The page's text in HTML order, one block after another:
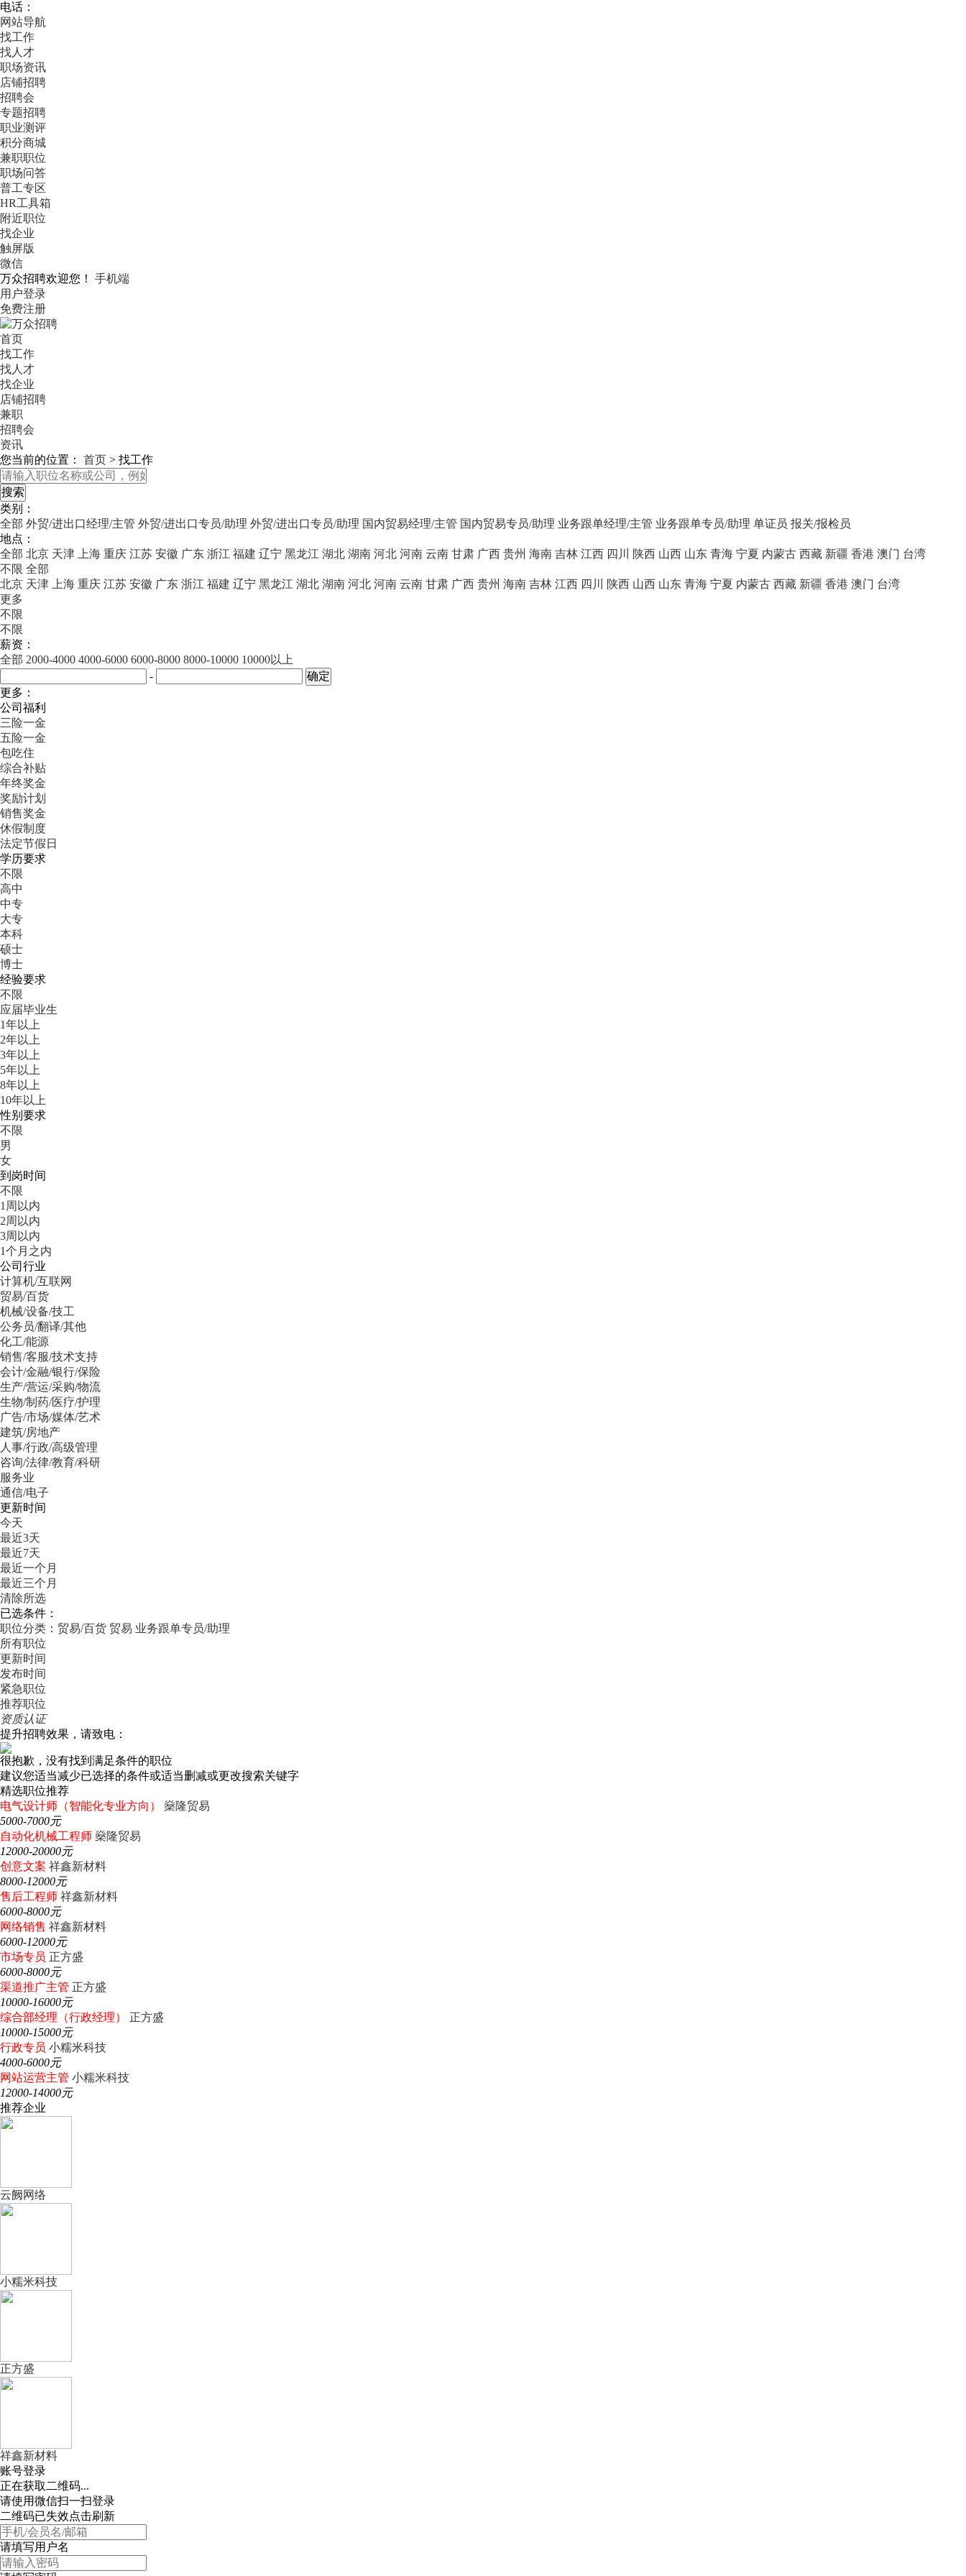
电话：
网站导航
找工作
找人才
职场资讯
店铺招聘
招聘会
专题招聘
职业测评
积分商城
兼职职位
职场问答
普工专区
HR工具箱
附近职位
找企业
触屏版
微信
万众招聘欢迎您！
手机端
用户登录
免费注册
首页
找工作
找人才
找企业
店铺招聘
兼职
招聘会
资讯
您当前的位置： 首页 > 找工作
类别：
全部 外贸/进出口经理/主管 外贸/进出口专员/助理 外贸/进出口专员/助理 国内贸易经理/主管 国内贸易专员/助理 业务跟单经理/主管 业务跟单专员/助理 单证员 报关/报检员
地点：
全部 北京 天津 上海 重庆 江苏 安徽 广东 浙江 福建 辽宁 黑龙江 湖北 湖南 河北 河南 云南 甘肃 广西 贵州 海南 吉林 江西 四川 陕西 山西 山东 青海 宁夏 内蒙古 西藏 新疆 香港 澳门 台湾
不限 全部
北京 天津 上海 重庆 江苏 安徽 广东 浙江 福建 辽宁 黑龙江 湖北 湖南 河北 河南 云南 甘肃 广西 贵州 海南 吉林 江西 四川 陕西 山西 山东 青海 宁夏 内蒙古 西藏 新疆 香港 澳门 台湾
更多
不限
不限
薪资：
全部 2000-4000 4000-6000 6000-8000 8000-10000 10000以上
-
更多：
公司福利
三险一金
五险一金
包吃住
综合补贴
年终奖金
奖励计划
销售奖金
休假制度
法定节假日
学历要求
不限
高中
中专
大专
本科
硕士
博士
经验要求
不限
应届毕业生
1年以上
2年以上
3年以上
5年以上
8年以上
10年以上
性别要求
不限
男
女
到岗时间
不限
1周以内
2周以内
3周以内
1个月之内
公司行业
计算机/互联网
贸易/百货
机械/设备/技工
公务员/翻译/其他
化工/能源
销售/客服/技术支持
会计/金融/银行/保险
生产/营运/采购/物流
生物/制药/医疗/护理
广告/市场/媒体/艺术
建筑/房地产
人事/行政/高级管理
咨询/法律/教育/科研
服务业
通信/电子
更新时间
今天
最近3天
最近7天
最近一个月
最近三个月
清除所选
已选条件：
职位分类：贸易/百货 贸易 业务跟单专员/助理
所有职位
更新时间
发布时间
紧急职位
推荐职位
资质认证
提升招聘效果，请致电：
很抱歉，没有找到满足条件的职位
建议您适当减少已选择的条件或适当删减或更改搜索关键字
精选职位推荐
电气设计师（智能化专业方向）
燊隆贸易
5000-7000元
自动化机械工程师 燊隆贸易
12000-20000元
创意文案 祥鑫新材料
8000-12000元
售后工程师 祥鑫新材料
6000-8000元
网络销售 祥鑫新材料
6000-12000元
市场专员 正方盛
6000-8000元
渠道推广主管 正方盛
10000-16000元
综合部经理（行政经理）
正方盛
10000-15000元
行政专员 小糯米科技
4000-6000元
网站运营主管 小糯米科技
12000-14000元
推荐企业
云阙网络
小糯米科技
正方盛
祥鑫新材料
账号登录
正在获取二维码...
请使用微信扫一扫登录
二维码已失效点击刷新
请填写用户名